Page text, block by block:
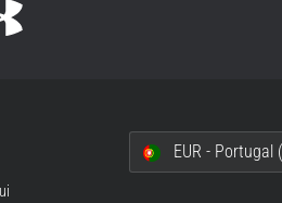
EUR - Portugal